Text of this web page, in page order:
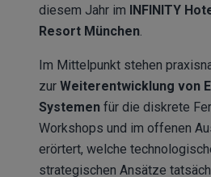
diesem Jahr im INFINITY
Resort München.
Im Mittelpunkt stehen
zur Weiterentwicklung von
Systemen für die diskrete
Workshops und im offenen
erörtert, welche
strategischen Ansätze